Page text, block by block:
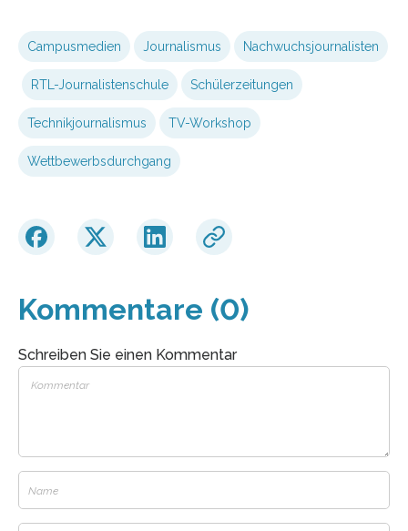
Campusmedien Journalismus Nachwuchsjournalisten
RTL-Journalistenschule Schülerzeitungen
Technikjournalismus TV-Workshop
Wettbewerbsdurchgang
Kommentare (0)
Schreiben Sie einen Kommentar